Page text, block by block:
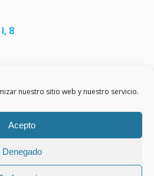
nuestro sitio web y nuestro servicio.
Acepto
Denegado
8